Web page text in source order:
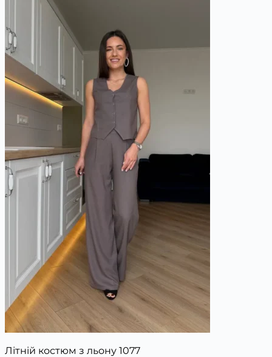
Літній костюм з льону 1077